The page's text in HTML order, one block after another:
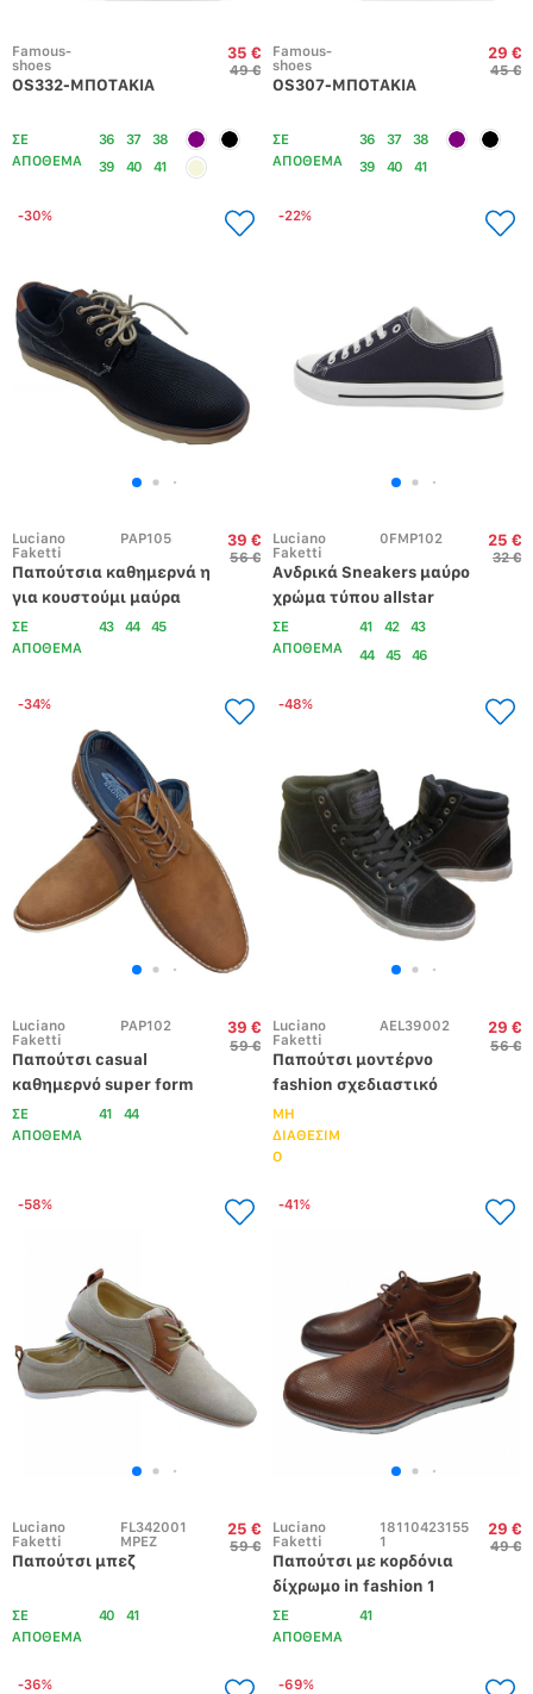
Famous-
shoes
OS332-ΜΠΟΤΑΚΙΑ
35 €
49 €
ΣΕ
ΑΠΟΘΕΜΑ
36 37
38
39
40 41
Famous-
shoes
OS307-ΜΠΟΤΑΚΙΑ
29 €
45 €
ΣΕ
ΑΠΟΘΕΜΑ
36 37
38
39
40 41
-30%
Luciano
Faketti
PAP105
Παπούτσια καθημερνά η
για κουστούμι μαύρα
39 €
56 €
ΣΕ
ΑΠΟΘΕΜΑ
43 44 45
-22%
Luciano
Faketti
0FMP102
Ανδρικά Sneakers μαύρο
χρώμα τύπου allstar
25 €
32 €
ΣΕ
ΑΠΟΘΕΜΑ
41 42
43
44
45 46
-34%
Luciano
Faketti
PAP102
Παπούτσι casual
καθημερνό super form
μπεζ καφέ
39 €
59 €
ΣΕ
ΑΠΟΘΕΜΑ
41 44
-48%
Luciano
Faketti
AEL39002
Παπούτσι μοντέρνο
fashion σχεδιαστικό
ημίμποτο ΔΕΡΜΑ
ΤΕΧΝΙΤΟ Μαυρο
29 €
56 €
ΜΗ
ΔΙΑΘΕΣΙΜ
Ο
-58%
Luciano
Faketti
FL342001
MPEZ
Παπούτσι μπεζ
25 €
59 €
ΣΕ
ΑΠΟΘΕΜΑ
40 41
-41%
Luciano
Faketti
18110423155
1
Παπούτσι με κορδόνια
δίχρωμο in fashion 1
Ταμπά
29 €
49 €
ΣΕ
ΑΠΟΘΕΜΑ
41
-36% -69%